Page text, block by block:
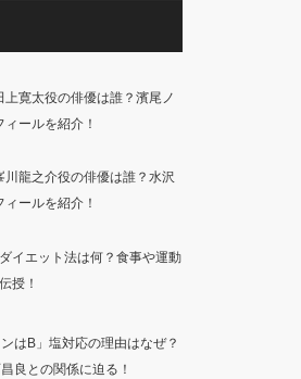
上寛太役の俳優は誰？濱尾ノ
ールを紹介！
川龍之介役の俳優は誰？水沢
ールを紹介！
イエット法は何？食事や運動
授！
はB」塩対応の理由はなぜ？
良との関係に迫る！